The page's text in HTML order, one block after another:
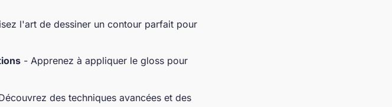
l'art de dessiner un contour parfait pour
- Apprenez à appliquer le gloss pour
des techniques avancées et des